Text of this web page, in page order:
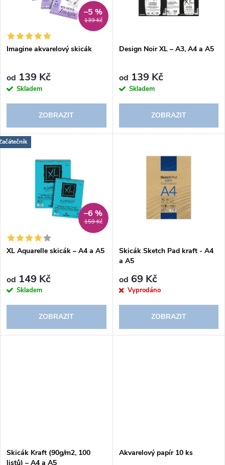
í
p
r
o
d
ů
s
p
r
d
ů
139 Kč
–5 %
Imagine akvarelový skicák
od 139 Kč
Skladem
ZOBRAZIT
Design Noir XL – A3, A4 a A5
od 139 Kč
Skladem
ZOBRAZIT
159 Kč
–6 %
XL Aquarelle skicák – A4 a A5
od 149 Kč
Skladem
ZOBRAZIT
Skicák Sketch Pad kraft - A4
a A5
od 69 Kč
Vyprodáno
ZOBRAZIT
Skicák Kraft (90g/m2, 100
listů) – A4 a A5
Akvarelový papír 10 ks